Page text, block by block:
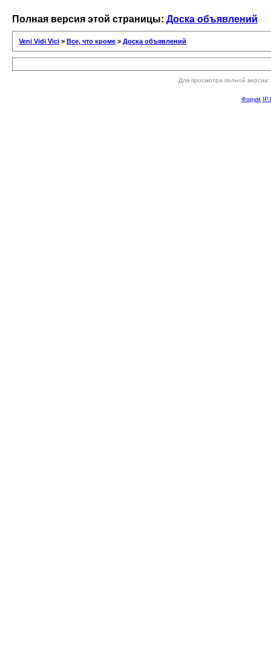
Полная версия этой страницы: Доска объявлений
Veni Vidi Vici > Все, что кроме > Доска объявлений
Для просмотра полной
Форум